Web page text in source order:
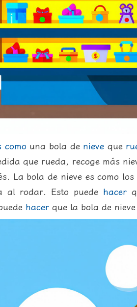
como una bola de nieve que
que rueda, recoge más
La bola de nieve es como
al rodar. Esto puede hacer
hacer que la bola de